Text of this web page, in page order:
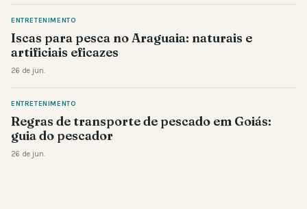
ENTRETENIMENTO
Iscas para pesca no Araguaia: naturais e
artificiais eficazes
26 de jun.
ENTRETENIMENTO
Regras de transporte de pescado em Goiás:
guia do pescador
26 de jun.